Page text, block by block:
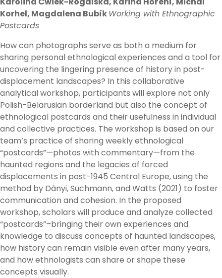
Korhel, Magdalena BubíkWorking with Ethnographic
Postcards
How can photographs serve as both a medium for
sharing personal ethnological experiences and a tool for
uncovering the lingering presence of history in post-
displacement landscapes? In this collaborative
analytical workshop, participants will explore not only
Polish-Belarusian borderland but also the concept of
ethnological postcards and their usefulness in individual
and collective practices. The workshop is based on our
team’s practice of sharing weekly ethnological
“postcards”—photos with commentary—from the
haunted regions and the legacies of forced
displacements in post-1945 Central Europe, using the
method by Dányi, Suchmann, and Watts (2021) to foster
communication and cohesion. In the proposed
workshop, scholars will produce and analyze collected
“postcards”–bringing their own experiences and
knowledge to discuss concepts of haunted landscapes,
how history can remain visible even after many years,
and how ethnologists can share or shape these
concepts visually.